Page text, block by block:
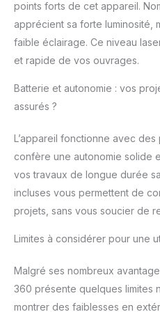
points forts de cet appareil.
apprécient sa forte luminosité,
faible éclairage. Ce niveau
et rapide de vos ouvrages.
Batterie et autonomie : vos
assurés ?
L’appareil fonctionne avec
confère une autonomie solide
vos travaux de longue durée
incluses vous permettent de
projets, sans vous soucier de
Limites à considérer pour une
Malgré ses nombreux
360 présente quelques limites
montrer des faiblesses en